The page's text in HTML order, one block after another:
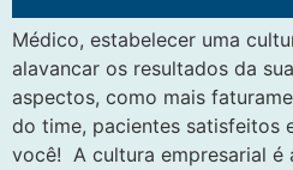
Médico, estabelecer uma
alavancar os resultados da
aspectos, como mais
do time, pacientes satisfeitos
você! A cultura empresarial é